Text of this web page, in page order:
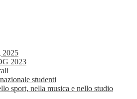
2025
2023
studenti
sport, nella musica e nello studio